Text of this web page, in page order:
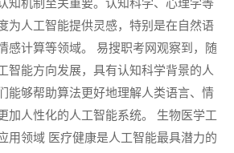
知机制至关重要。认知科学、心理学等
为人工智能提供灵感，特别是在自然语
感计算等领域。 易搜职考网观察到，随
智能方向发展，具有认知科学背景的人
能够帮助算法更好地理解人类语言、情
加人性化的人工智能系统。 生物医学工
用领域 医疗健康是人工智能最具潜力的